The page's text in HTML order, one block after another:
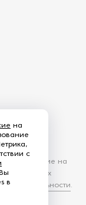
согласие на
.
на
с
в